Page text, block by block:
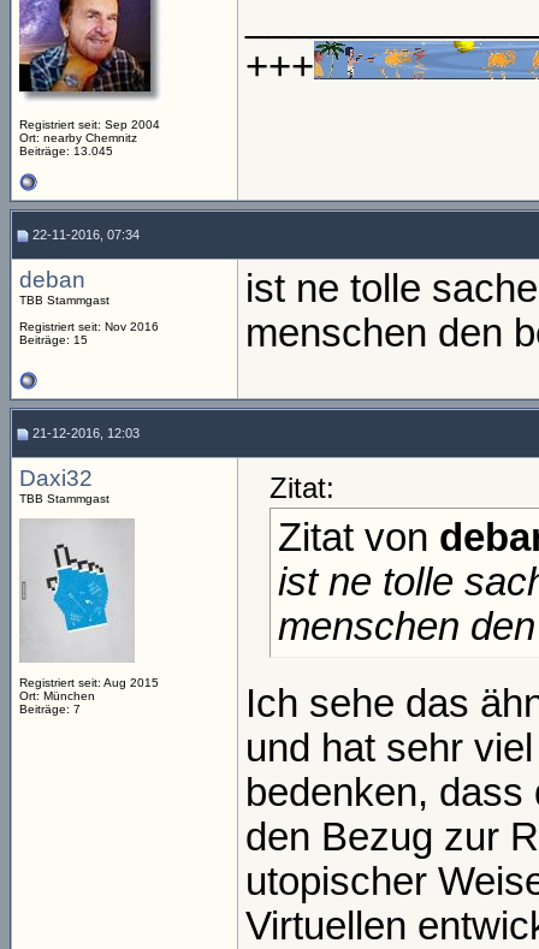
Registriert seit: Sep 2004
Ort: nearby Chemnitz
Beiträge: 13.045
+++
22-11-2016, 07:34
deban
TBB Stammgast
Registriert seit: Nov 2016
Beiträge: 15
ist ne tolle
menschen den
21-12-2016, 12:03
Daxi32
TBB Stammgast
Registriert seit: Aug 2015
Ort: München
Beiträge: 7
Zitat:
Zitat von
ist ne tolle
menschen
Ich sehe das
und hat sehr
bedenken,
den Bezug zur
utopischer
Virtuellen